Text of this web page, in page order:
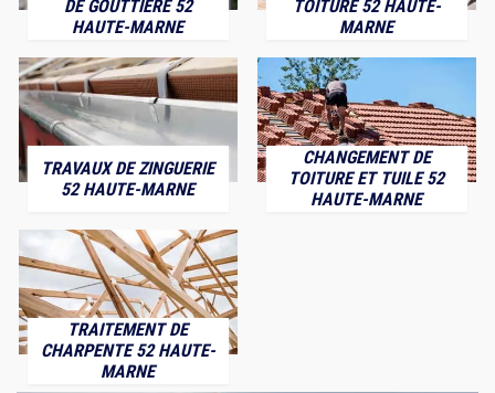
DE GOUTTIÈRE 52
HAUTE-MARNE
TOITURE 52 HAUTE-
MARNE
TRAVAUX DE ZINGUERIE
52 HAUTE-MARNE
CHANGEMENT DE
TOITURE ET TUILE 52
HAUTE-MARNE
TRAITEMENT DE
CHARPENTE 52 HAUTE-
MARNE